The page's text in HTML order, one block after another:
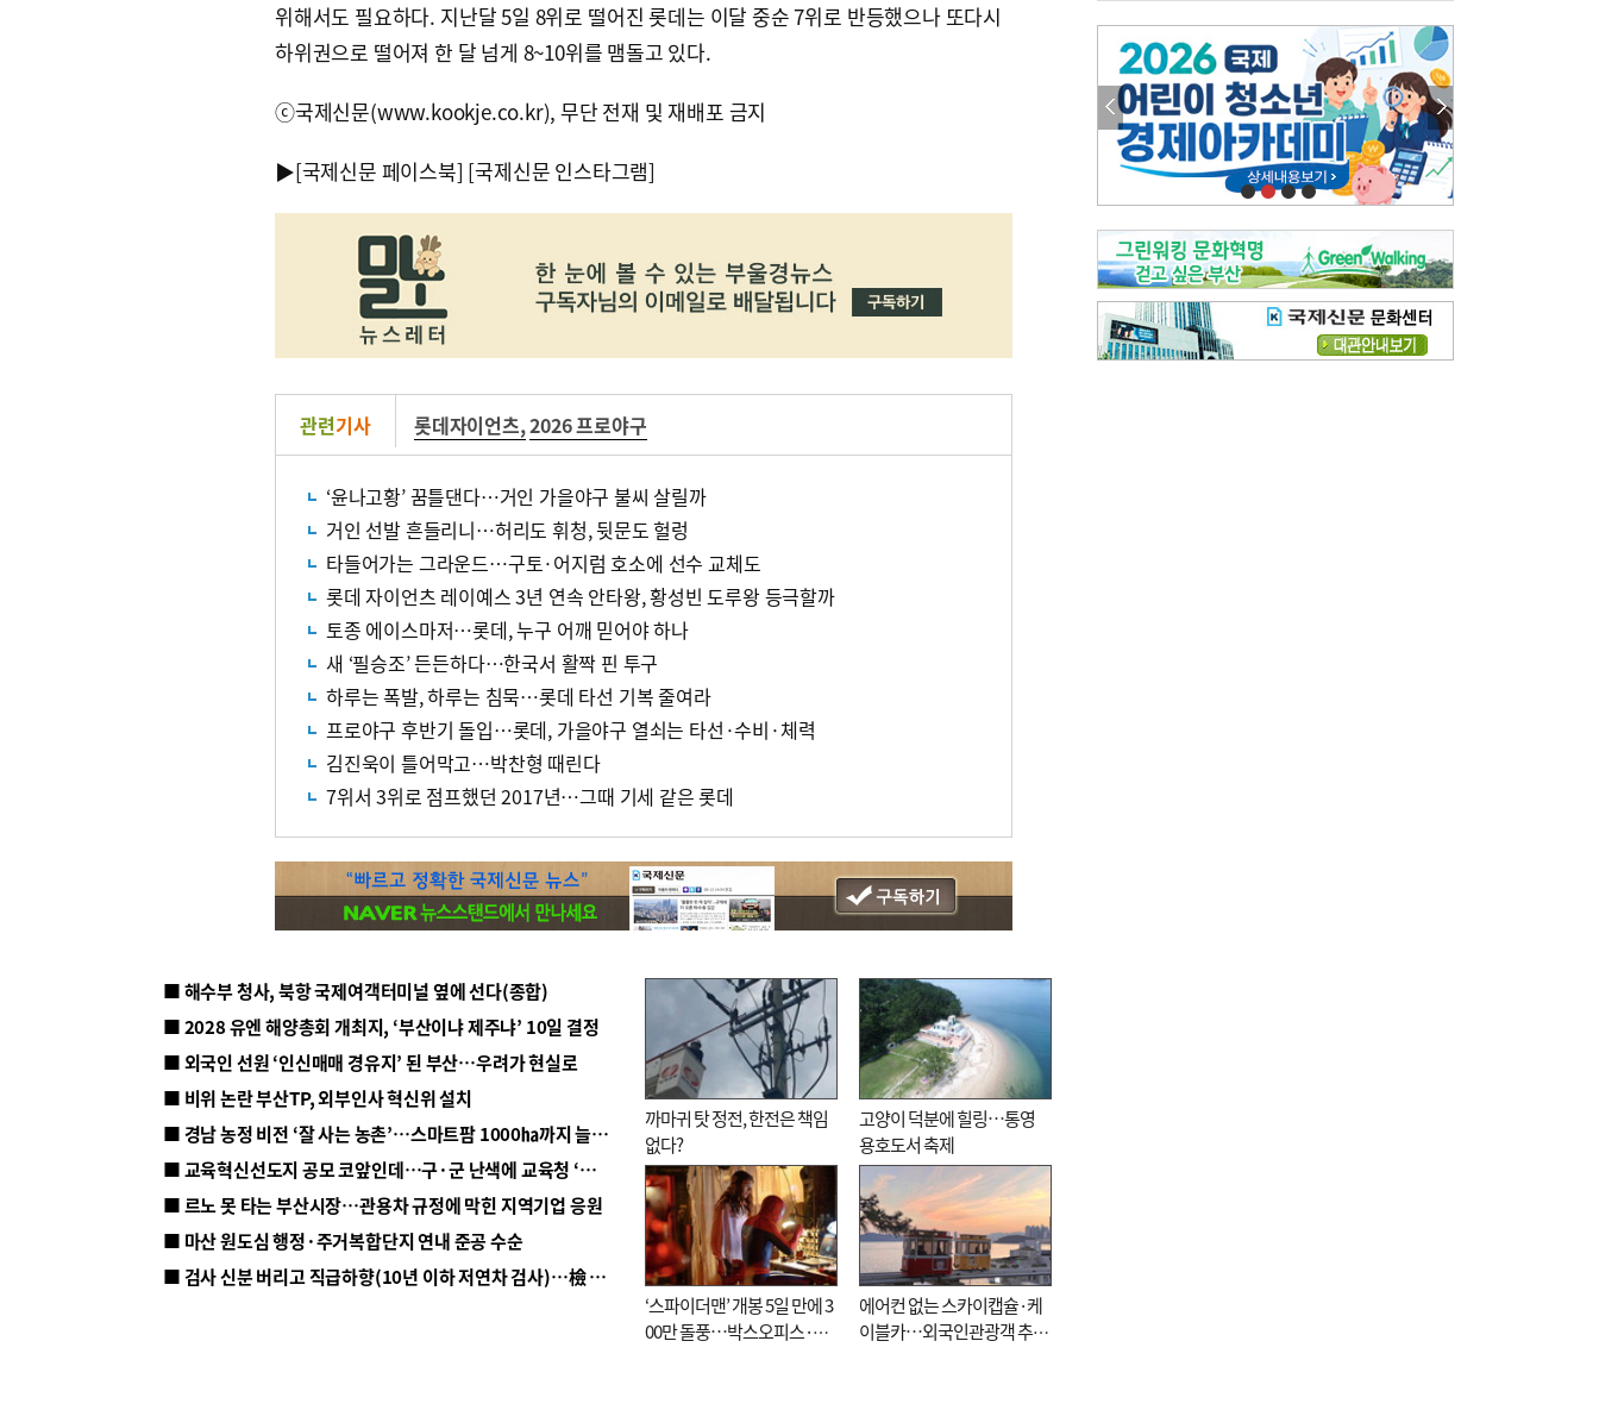
위해서도 필요하다. 지난달 5일 8위로 떨어진 롯데는 이달 중순 7위로 반등했으나 또다시
하위권으로 떨어져 한 달 넘게 8~10위를 맴돌고 있다.
ⓒ국제신문(www.kookje.co.kr), 무단 전재 및 재배포 금지
▶[국제신문 페이스북] [국제신문 인스타그램]
관련기사 롯데자이언츠,2026 프로야구
‘윤나고황’ 꿈틀댄다…거인 가을야구 불씨 살릴까
거인 선발 흔들리니…허리도 휘청, 뒷문도 헐렁
타들어가는 그라운드…구토·어지럼 호소에 선수 교체도
롯데 자이언츠 레이예스 3년 연속 안타왕, 황성빈 도루왕 등극할까
토종 에이스마저…롯데, 누구 어깨 믿어야 하나
새 ‘필승조’ 든든하다…한국서 활짝 핀 투구
하루는 폭발, 하루는 침묵…롯데 타선 기복 줄여라
프로야구 후반기 돌입…롯데, 가을야구 열쇠는 타선·수비·체력
김진욱이 틀어막고…박찬형 때린다
7위서 3위로 점프했던 2017년…그때 기세 같은 롯데
■ 해수부 청사, 북항 국제여객터미널 옆에 선다(종합)
■ 2028 유엔 해양총회 개최지, ‘부산이냐 제주냐’ 10일 결정
■ 외국인 선원 ‘인신매매 경유지’ 된 부산…우려가 현실로
■ 비위 논란 부산TP, 외부인사 혁신위 설치
■ 경남 농정 비전 ‘잘 사는 농촌’…스마트팜 1000㏊까지 늘린다
■ 교육혁신선도지 공모 코앞인데…구·군 난색에 교육청 ‘쩔쩔’
■ 르노 못 타는 부산시장…관용차 규정에 막힌 지역기업 응원
■ 마산 원도심 행정·주거복합단지 연내 준공 수순
■ 검사 신분 버리고 직급하향(10년 이하 저연차 검사)…檢 중수청행 기피
까마귀 탓 정전, 한전은 책임
없다?
고양이 덕분에 힐링…통영
용호도서 축제
‘스파이더맨’ 개봉 5일 만에 3
00만 돌풍…박스오피스·예
에어컨 없는 스카이캡슐·케
이블카…외국인관광객 추억